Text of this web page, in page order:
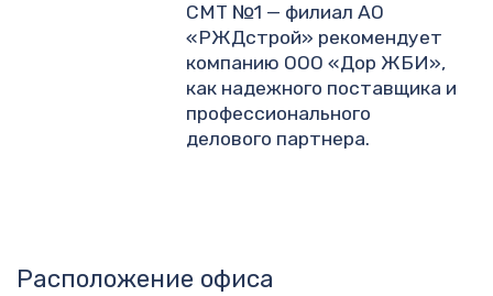
СМТ №1 — филиал АО
«РЖДстрой» рекомендует
компанию ООО «Дор ЖБИ»,
как надежного поставщика и
профессионального
делового партнера.
Расположение офиса